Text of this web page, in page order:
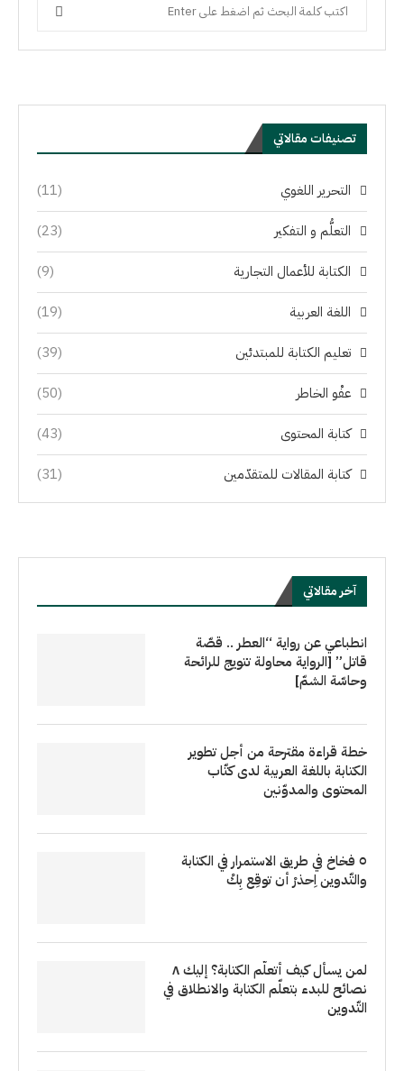
تصنيفات مقالاتي
التحرير اللغوي (11)
التعلُّم و التفكير (23)
الكتابة للأعمال التجارية (9)
اللغة العربية (19)
تعليم الكتابة للمبتدئين (39)
عفْو الخاطر (50)
كتابة المحتوى (43)
كتابة المقالات للمتقدّمين (31)
آخر مقالاتي
انطباعي عن رواية “العطر .. قصّة
قاتل” [الرواية محاولة تتويج للرائحة
وحاسّة الشمّ]
خطة قراءة مقترحة من أجل تطوير
الكتابة باللغة العربية لدى كتّاب
المحتوى والمدوّنين
٥ فخاخ في طريق الاستمرار في الكتابة
والتّدوين اِحذرْ أن توقِع بِكْ
لمن يسأل كيف أتعلّم الكتابة؟ إليك ٨
نصائح للبدء بتعلّم الكتابة والانطلاق في
التّدوين